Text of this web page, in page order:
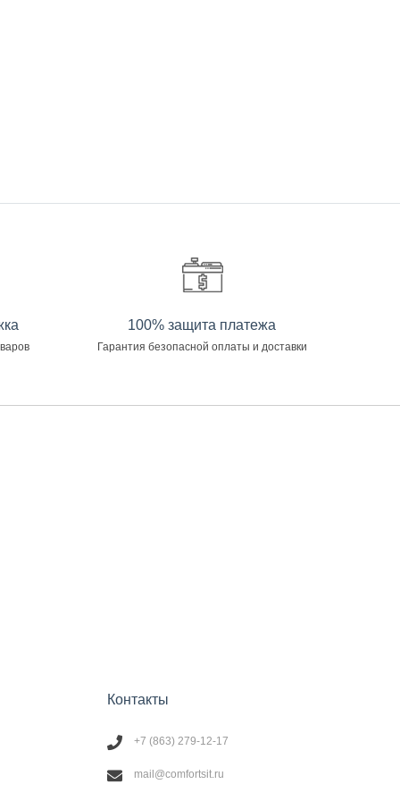
100% защита платежа
Гарантия безопасной оплаты и доставки
Контакты
+7 (863) 279-12-17
mail@comfortsit.ru